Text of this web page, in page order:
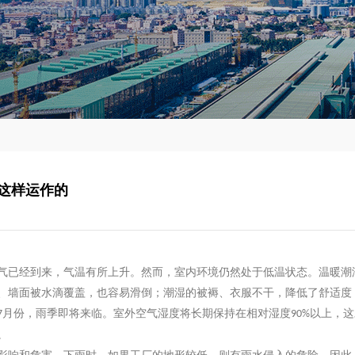
样运作的
已经到来，气温有所上升。然而，室内环境仍然处于低温状态。温暖
墙面被水滴覆盖，也容易滑倒；潮湿的被褥、衣服不干，降低了舒适
月份，雨季即将来临。室外空气湿度将长期保持在相对湿度90%以上，